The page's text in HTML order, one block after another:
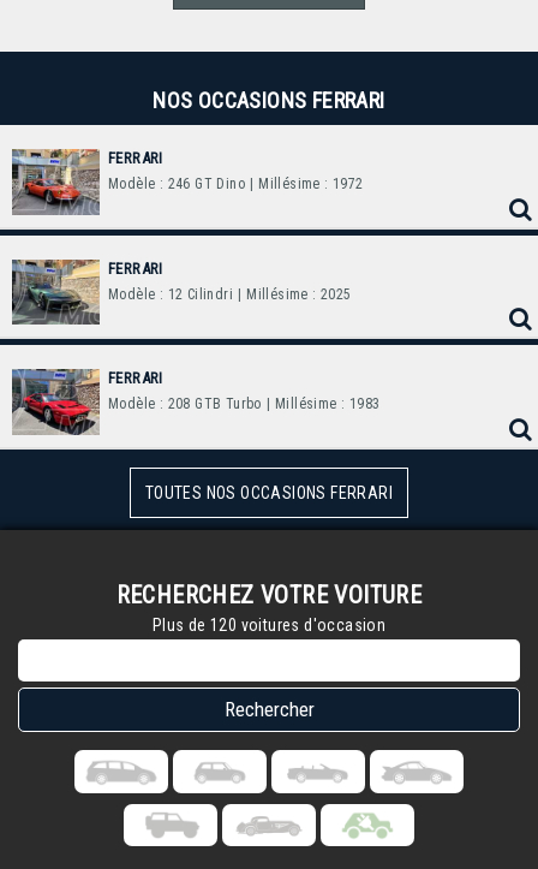
NOS OCCASIONS FERRARI
FERRARI
Modèle : 246 GT Dino | Millésime : 1972
FERRARI
Modèle : 12 Cilindri | Millésime : 2025
FERRARI
Modèle : 208 GTB Turbo | Millésime : 1983
TOUTES NOS OCCASIONS FERRARI
RECHERCHEZ VOTRE VOITURE
Plus de 120 voitures d'occasion